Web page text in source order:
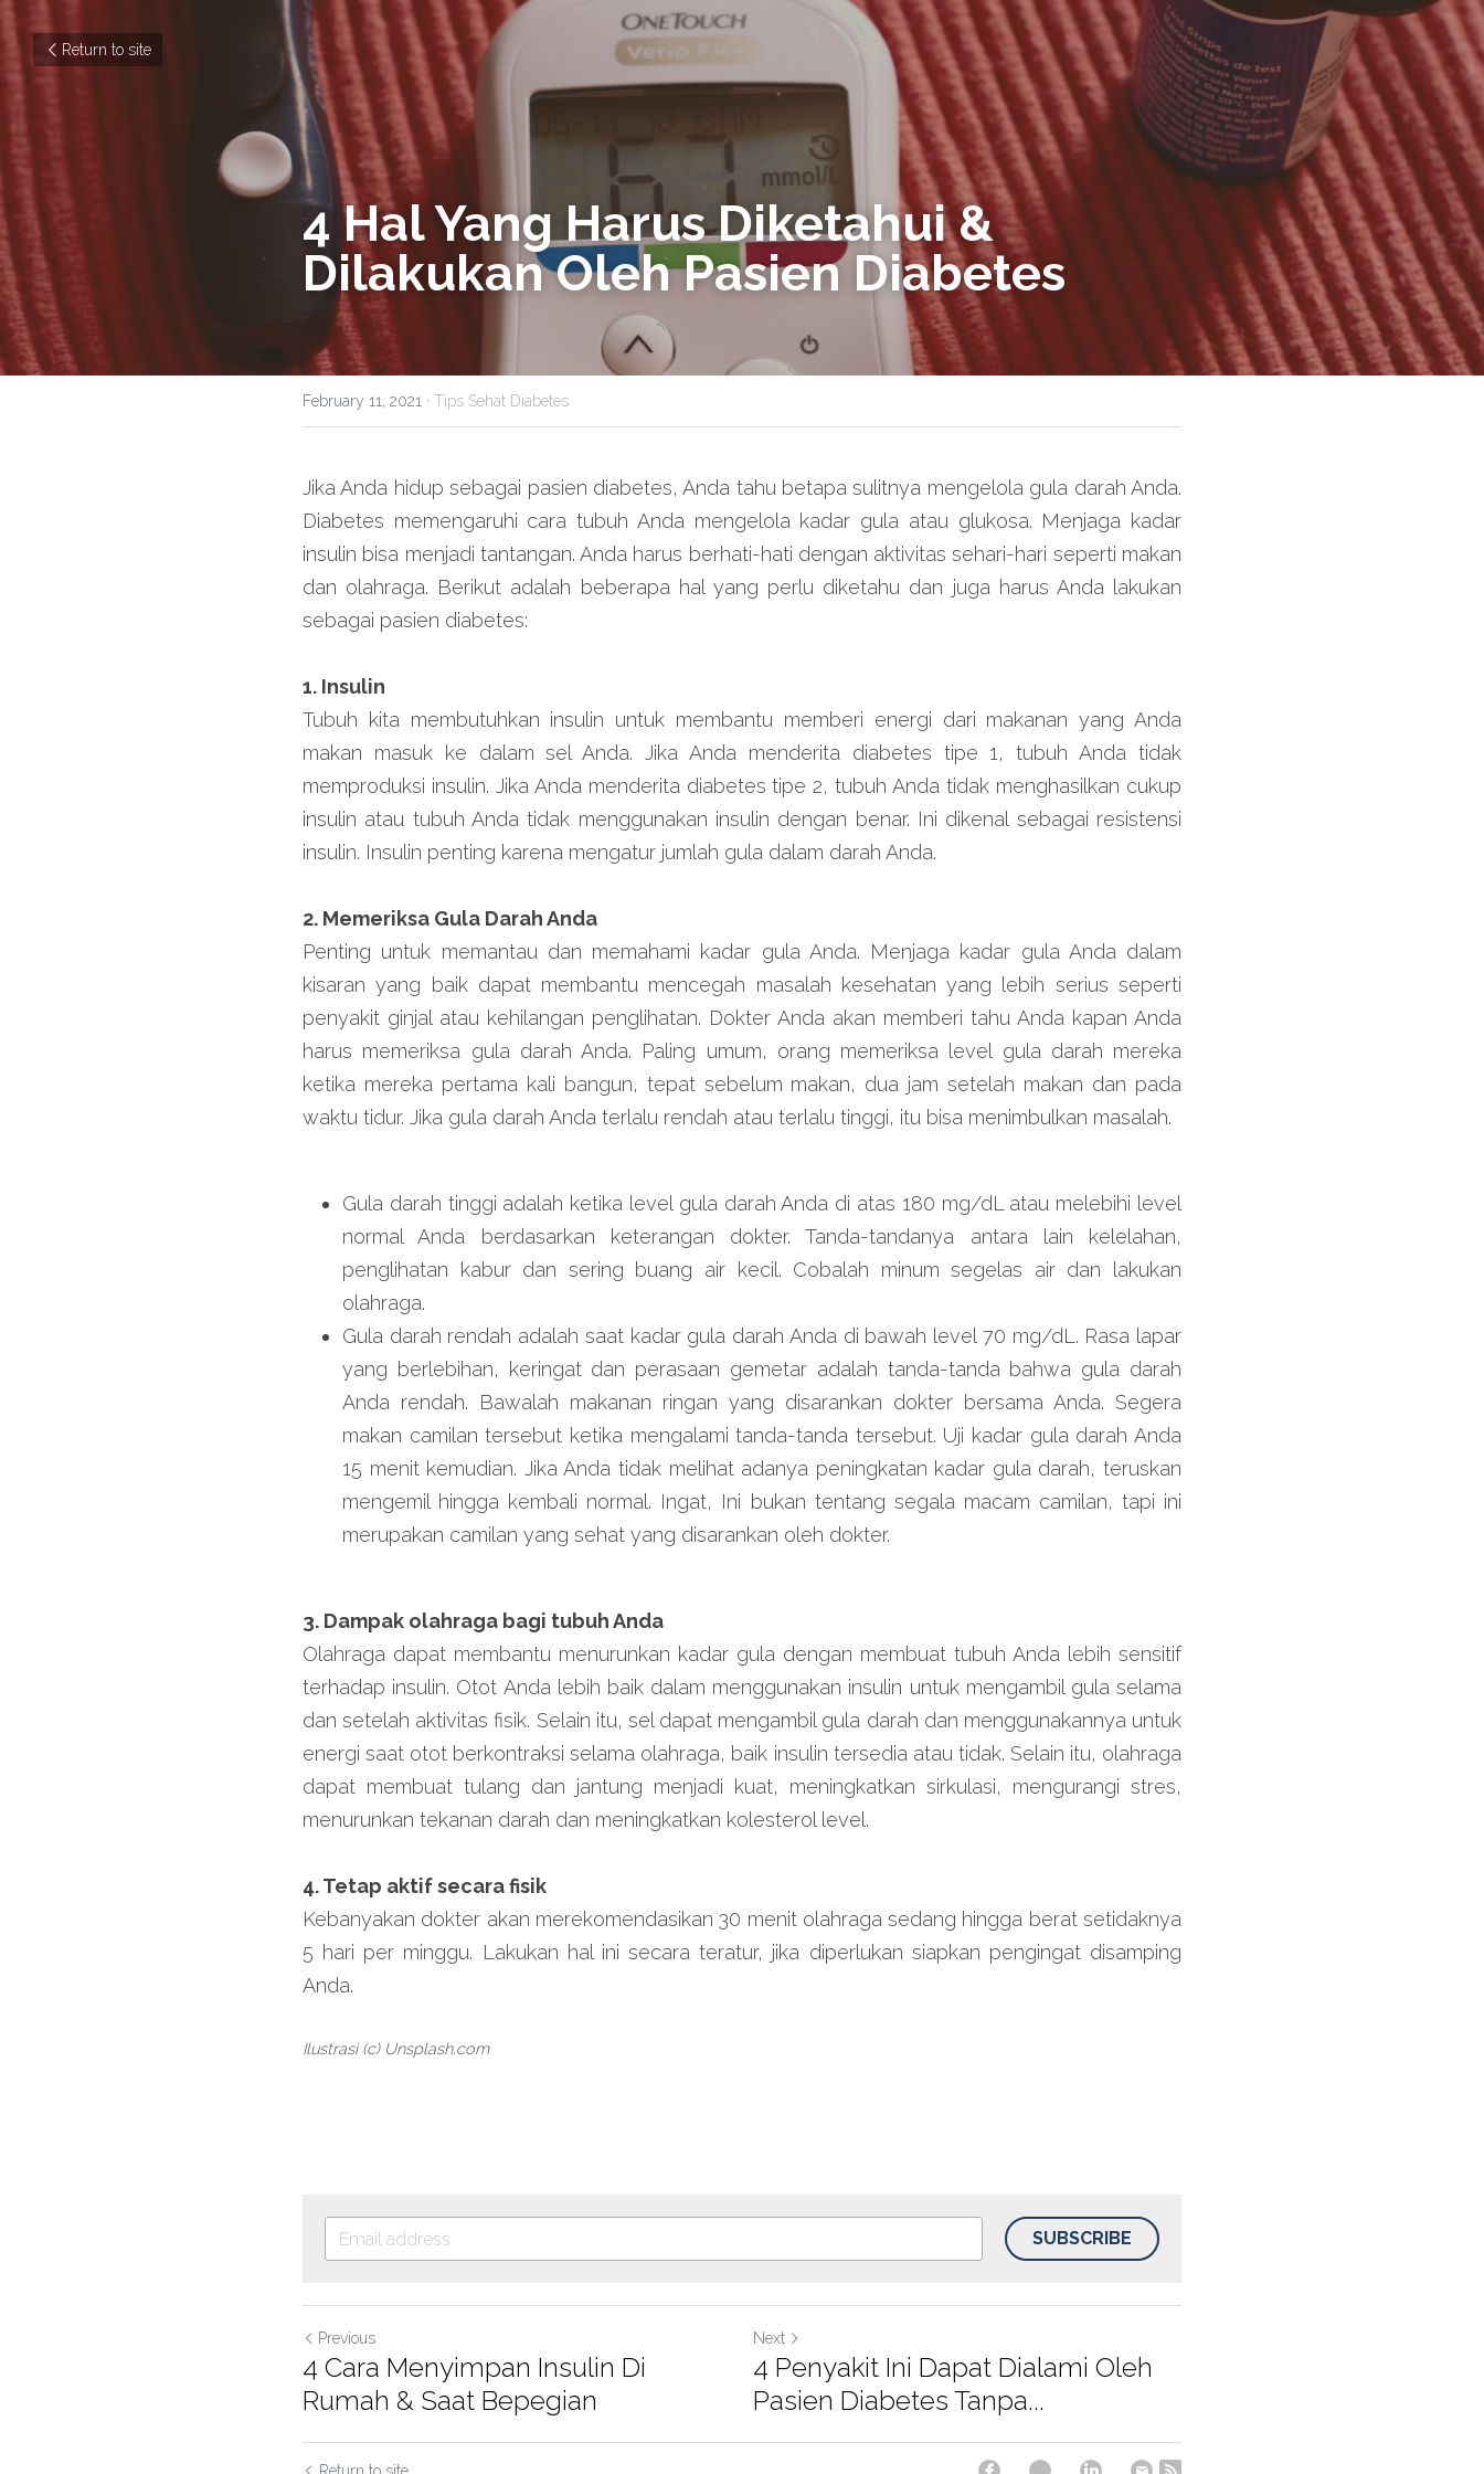
Return to site
4 Hal Yang Harus Diketahui &
Dilakukan Oleh Pasien Diabetes
February 11, 2021 · Tips Sehat Diabetes
Jika Anda hidup sebagai pasien diabetes, Anda tahu betapa sulitnya mengelola gula darah Anda.
Diabetes memengaruhi cara tubuh Anda mengelola kadar gula atau glukosa. Menjaga kadar
insulin bisa menjadi tantangan. Anda harus berhati-hati dengan aktivitas sehari-hari seperti makan
dan olahraga. Berikut adalah beberapa hal yang perlu diketahu dan juga harus Anda lakukan
sebagai pasien diabetes:
1. Insulin
Tubuh kita membutuhkan insulin untuk membantu memberi energi dari makanan yang Anda
makan masuk ke dalam sel Anda. Jika Anda menderita diabetes tipe 1, tubuh Anda tidak
memproduksi insulin. Jika Anda menderita diabetes tipe 2, tubuh Anda tidak menghasilkan cukup
insulin atau tubuh Anda tidak menggunakan insulin dengan benar. Ini dikenal sebagai resistensi
insulin. Insulin penting karena mengatur jumlah gula dalam darah Anda.
2. Memeriksa Gula Darah Anda
Penting untuk memantau dan memahami kadar gula Anda. Menjaga kadar gula Anda dalam
kisaran yang baik dapat membantu mencegah masalah kesehatan yang lebih serius seperti
penyakit ginjal atau kehilangan penglihatan. Dokter Anda akan memberi tahu Anda kapan Anda
harus memeriksa gula darah Anda. Paling umum, orang memeriksa level gula darah mereka
ketika mereka pertama kali bangun, tepat sebelum makan, dua jam setelah makan dan pada
waktu tidur. Jika gula darah Anda terlalu rendah atau terlalu tinggi, itu bisa menimbulkan masalah.
Gula darah tinggi adalah ketika level gula darah Anda di atas 180 mg/dL atau melebihi level
normal Anda berdasarkan keterangan dokter. Tanda-tandanya antara lain kelelahan,
penglihatan kabur dan sering buang air kecil. Cobalah minum segelas air dan lakukan
olahraga.
Gula darah rendah adalah saat kadar gula darah Anda di bawah level 70 mg/dL. Rasa lapar
yang berlebihan, keringat dan perasaan gemetar adalah tanda-tanda bahwa gula darah
Anda rendah. Bawalah makanan ringan yang disarankan dokter bersama Anda. Segera
makan camilan tersebut ketika mengalami tanda-tanda tersebut. Uji kadar gula darah Anda
15 menit kemudian. Jika Anda tidak melihat adanya peningkatan kadar gula darah, teruskan
mengemil hingga kembali normal. Ingat, Ini bukan tentang segala macam camilan, tapi ini
merupakan camilan yang sehat yang disarankan oleh dokter.
3. Dampak olahraga bagi tubuh Anda
Olahraga dapat membantu menurunkan kadar gula dengan membuat tubuh Anda lebih sensitif
terhadap insulin. Otot Anda lebih baik dalam menggunakan insulin untuk mengambil gula selama
dan setelah aktivitas fisik. Selain itu, sel dapat mengambil gula darah dan menggunakannya untuk
energi saat otot berkontraksi selama olahraga, baik insulin tersedia atau tidak. Selain itu, olahraga
dapat membuat tulang dan jantung menjadi kuat, meningkatkan sirkulasi, mengurangi stres,
menurunkan tekanan darah dan meningkatkan kolesterol level.
4. Tetap aktif secara fisik
Kebanyakan dokter akan merekomendasikan 30 menit olahraga sedang hingga berat setidaknya
5 hari per minggu. Lakukan hal ini secara teratur, jika diperlukan siapkan pengingat disamping
Anda.
Ilustrasi (c) Unsplash.com
SUBSCRIBE
Previous
4 Cara Menyimpan Insulin Di
Rumah & Saat Bepegian
Next
4 Penyakit Ini Dapat Dialami Oleh
Pasien Diabetes Tanpa...